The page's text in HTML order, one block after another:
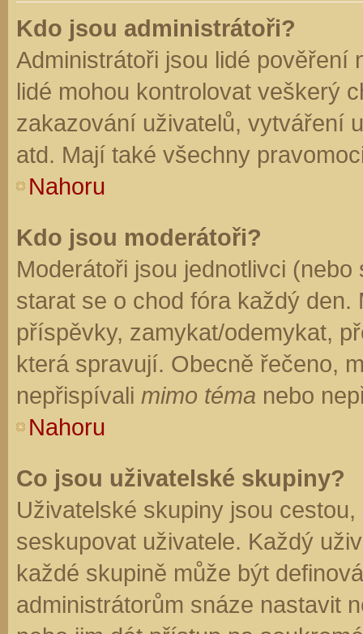
Kdo jsou administrátoři?
Administrátoři jsou lidé pověření
lidé mohou kontrolovat veškerý
zakazování uživatelů, vytváření
atd. Mají také všechny
Nahoru
Kdo jsou moderátoři?
Moderátoři jsou jednotlivci
starat se o chod fóra každý
příspěvky, zamykat/odemykat,
která spravují. Obecně řečeno,
nepřispívali mimo téma nebo
Nahoru
Co jsou uživatelské skupiny?
Uživatelské skupiny jsou
seskupovat uživatele. Každý
každé skupině může být
administrátorům snáze nastavit